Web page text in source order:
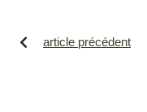
article précédent